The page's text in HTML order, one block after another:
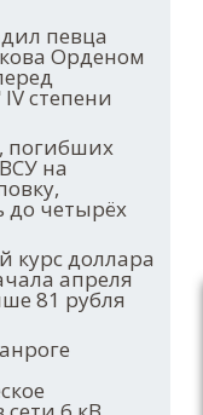
певца
Орденом
степени
погибших
на
до четырёх
курс доллара
апреля
81 рубля